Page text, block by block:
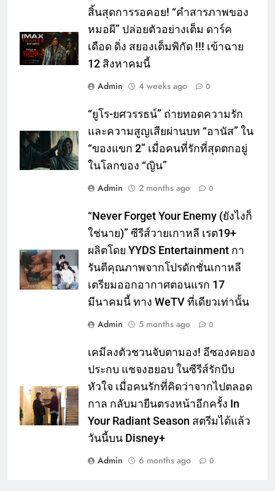
สิ้นสุดการรอคอย! “คำสารภาพของ
หมอผี” ปล่อยตัวอย่างเต็ม ดาร์ค
เดือด ดิ่ง สยองเต็มพิกัด !!! เข้าฉาย
12 สิงหาคมนี้
Admin
4 weeks ago 0
“ยูโร-ยศวรรธน์” ถ่ายทอดความรัก
และความสูญเสียผ่านบท “อานัส” ใน
“ของแขก 2” เมื่อคนที่รักที่สุดตกอยู่
ในโลกของ “ญิน”
Admin
2 months ago 0
“Never Forget Your Enemy (ยังไงก็
ใช่นาย)” ซีรีส์วายเกาหลี เรต19+
ผลิตโดย YYDS Entertainment กา
รันตีคุณภาพจากโปรดักชั่นเกาหลี
เตรียมออกอากาศตอนแรก 17
มีนาคมนี้ ทาง WeTV ที่เดียวเท่านั้น
Admin
5 months ago 0
เคมีลงตัวชวนจับตามอง! อีซองคยอง
ประกบ แชจงฮยอบ ในซีรีส์รักบีบ
หัวใจ เมื่อคนรักที่คิดว่าจากไปตลอด
กาล กลับมายืนตรงหน้าอีกครั้ง In
Your Radiant Season สตรีมได้แล้ว
วันนี้บน Disney+
Admin
6 months ago 0